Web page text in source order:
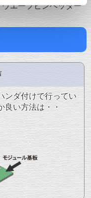
ウエーブピンヘッダー
ンダ付けで行ってい
良い方法は・・